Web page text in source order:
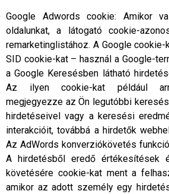
Google Adwords cookie: Amikor
oldalunkat, a látogató cookie-
remarketinglistához. A Google
SID cookie-kat – használ a Google-
a Google Keresésben látható
Az ilyen cookie-kat például
megjegyezze az Ön legutóbbi
hirdetéseivel vagy a keresési
interakcióit, továbbá a hirdetők
Az AdWords konverziókövetés
A hirdetésből eredő értékesítések
követésére cookie-kat ment a
amikor az adott személy egy